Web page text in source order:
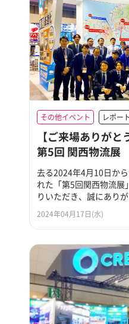
その他イベント レポート
【ご来場ありがと
第5回 関西物流展
去る2024年4月10日か
れた「第5回関西物流
りいただき、誠にあり
2024年04月17日(水)